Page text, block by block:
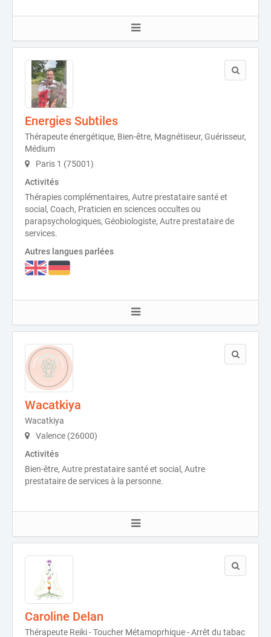
Energies Subtiles
Thérapeute énergétique, Bien-être, Magnétiseur, Guérisseur,
Médium
Paris 1 (75001)
Activités
Thérapies complémentaires, Autre prestataire santé et
social, Coach, Praticien en sciences occultes ou
parapsychologiques, Géobiologiste, Autre prestataire de
services.
Autres langues parlées
Wacatkiya
Wacatkiya
Valence (26000)
Activités
Bien-être, Autre prestataire santé et social, Autre
prestataire de services à la personne.
Caroline Delan
Thérapeute Reiki - Toucher Métamoprhique - Arrêt du tabac